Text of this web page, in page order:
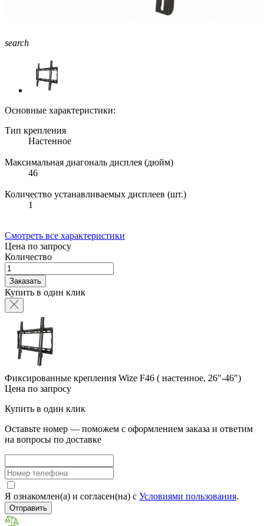
search
Основные характеристики:
Тип крепления
Настенное
Максимальная диагональ дисплея (дюйм)
46
Количество устанавливаемых дисплеев (шт.)
1
Смотреть все характеристики
Цена по запросу
Количество
Заказать
Купить в один клик
Фиксированные крепления Wize F46 ( настенное, 26"-46")
Цена по запросу
Купить в один клик
Оставьте номер — поможем с оформлением заказа и ответим
на вопросы по доставке
Я ознакомлен(а) и согласен(на) с Условиями пользования.
Отправить